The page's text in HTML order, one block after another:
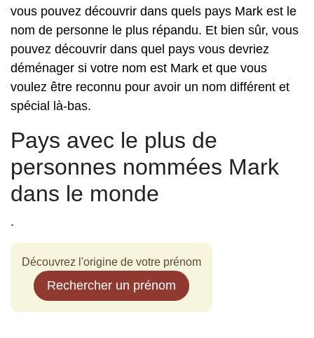
vous pouvez découvrir dans quels pays Mark est le
nom de personne le plus répandu. Et bien sûr, vous
pouvez découvrir dans quel pays vous devriez
déménager si votre nom est Mark et que vous
voulez être reconnu pour avoir un nom différent et
spécial là-bas.
Pays avec le plus de
personnes nommées Mark
dans le monde
.
Découvrez l'origine de votre prénom
Rechercher un prénom